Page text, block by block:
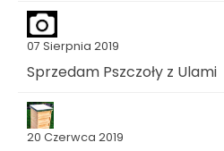
07 Sierpnia 2019
Sprzedam Pszczoły z Ulami
20 Czerwca 2019